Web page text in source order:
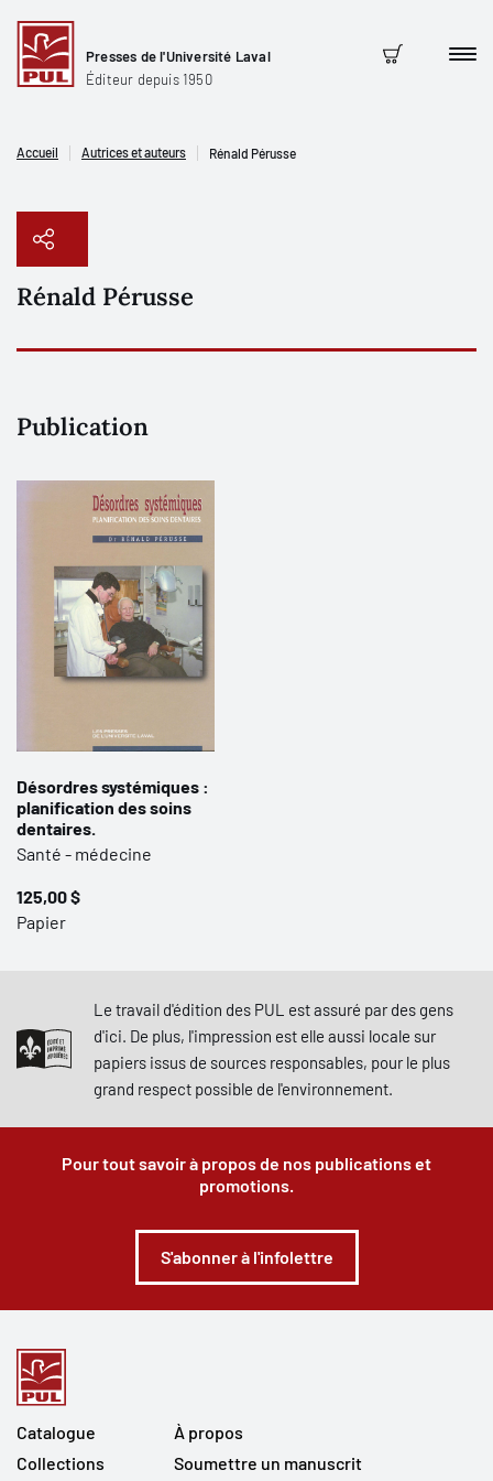
Presses de l'Université Laval
Éditeur depuis 1950
Panier
Accueil Autrices et auteurs Rénald Pérusse
Rénald Pérusse
Publication
Désordres systémiques :
planification des soins
dentaires.
Santé - médecine
125,00 $
Papier
Le travail d'édition des PUL est assuré par des gens
d'ici. De plus, l'impression est elle aussi locale sur
papiers issus de sources responsables, pour le plus
grand respect possible de l'environnement.
Pour tout savoir à propos de nos publications et
promotions.
S'abonner à l'infolettre
Catalogue
Collections
À propos
Soumettre un manuscrit